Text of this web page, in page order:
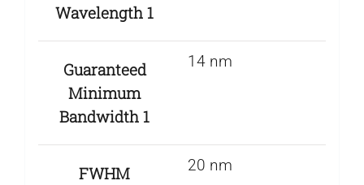
Wavelength 1
Guaranteed
Minimum
Bandwidth 1
14 nm
FWHM
20 nm